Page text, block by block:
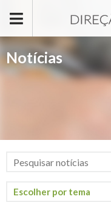
Notícias